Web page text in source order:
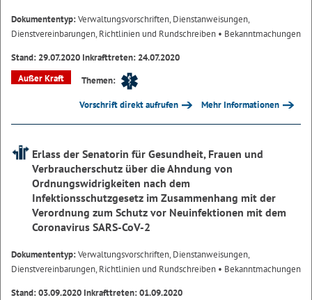
Dokumententyp:Verwaltungsvorschriften, Dienstanweisungen,
Dienstvereinbarungen, Richtlinien und Rundschreiben • Bekanntmachungen
Stand: 29.07.2020 Inkrafttreten: 24.07.2020
Außer Kraft
Themen:
Vorschrift direkt aufrufen Mehr Informationen
Erlass der Senatorin für Gesundheit, Frauen und
Verbraucherschutz über die Ahndung von
Ordnungswidrigkeiten nach dem
Infektionsschutzgesetz im Zusammenhang mit der
Verordnung zum Schutz vor Neuinfektionen mit dem
Coronavirus SARS-CoV-2
Dokumententyp:Verwaltungsvorschriften, Dienstanweisungen,
Dienstvereinbarungen, Richtlinien und Rundschreiben • Bekanntmachungen
Stand: 03.09.2020 Inkrafttreten: 01.09.2020